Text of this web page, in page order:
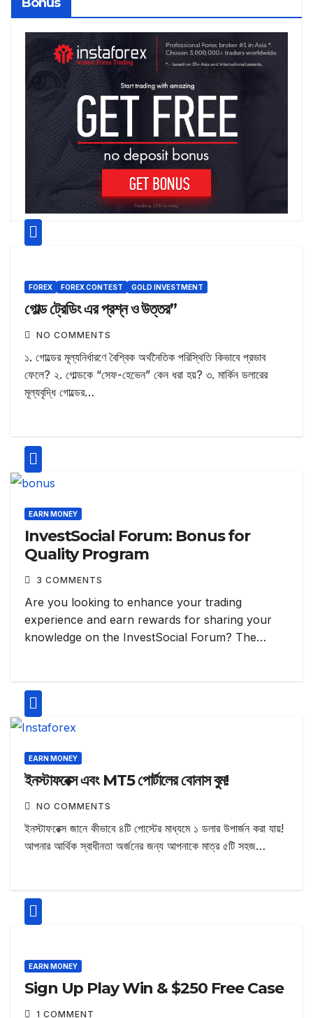
FOREX FOREX CONTEST GOLD INVESTMENT
গোল্ড ট্রেডিং এর প্রশ্ন ও উত্তর”
NO COMMENTS
১. গোল্ডের মূল্যনির্ধারণে বৈশ্বিক অর্থনৈতিক পরিস্থিতি কিভাবে প্রভাব
ফেলে? ২. গোল্ডকে “সেফ-হেভেন” কেন ধরা হয়? ৩. মার্কিন ডলারের
মূল্যবৃদ্ধি গোল্ডের…
EARN MONEY
InvestSocial Forum: Bonus for
Quality Program
3 COMMENTS
Are you looking to enhance your trading
experience and earn rewards for sharing your
knowledge on the InvestSocial Forum? The…
EARN MONEY
ইনস্টাফরেক্স এবং MT5 পোর্টালের বোনাস বুম!
NO COMMENTS
ইনস্টাফরেক্স জানে কীভাবে ৪টি পোস্টের মাধ্যমে ১ ডলার উপার্জন করা যায়!
আপনার আর্থিক স্বাধীনতা অর্জনের জন্য আপনাকে মাত্র ৫টি সহজ…
EARN MONEY
Sign Up Play Win & $250 Free Case
1 COMMENT